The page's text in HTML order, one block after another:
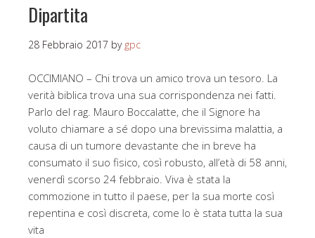
Dipartita
28 Febbraio 2017 by gpc
OCCIMIANO – Chi trova un amico trova un tesoro. La
verità biblica trova una sua corrispondenza nei fatti.
Parlo del rag. Mauro Boccalatte, che il Signore ha
voluto chiamare a sé dopo una brevissima malattia, a
causa di un tumore devastante che in breve ha
consumato il suo fisico, così robusto, all’età di 58 anni,
venerdì scorso 24 febbraio. Viva è stata la
commozione in tutto il paese, per la sua morte così
repentina e così discreta, come lo è stata tutta la sua
vita